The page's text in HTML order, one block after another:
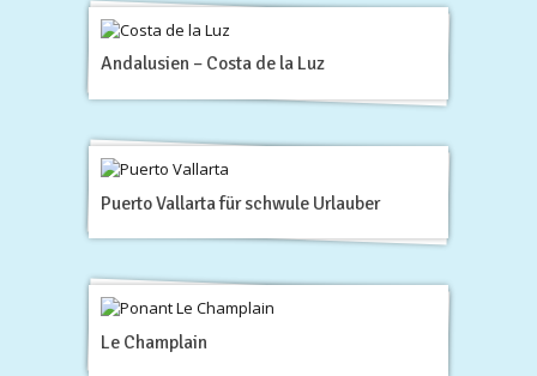
Andalusien – Costa de la Luz
Puerto Vallarta für schwule Urlauber
Le Champlain